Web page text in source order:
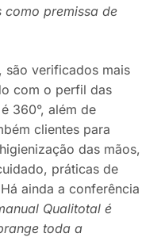
como premissa de
são verificados mais
com o perfil das
360°, além de
clientes para
das mãos,
práticas de
ainda a conferência
Qualitotal é
toda a